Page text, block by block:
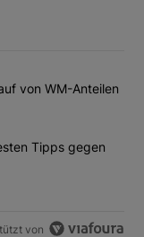
kommentierten
Pläne für den
von WM-Anteilen
Schweiz: Die
Tipps gegen
von